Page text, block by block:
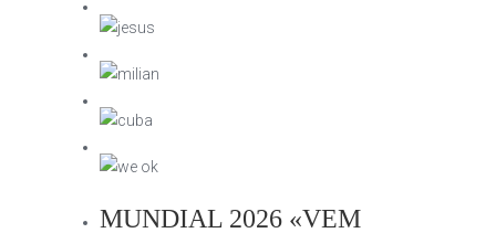
MUNDIAL 2026 «VEM